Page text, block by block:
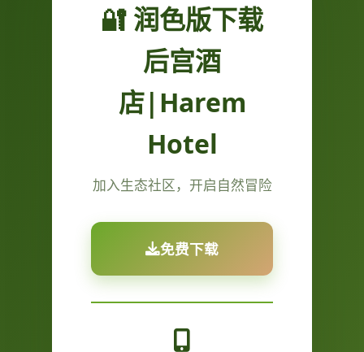
🔐 润色版下载
后宫酒
店|Harem
Hotel
加入生态社区，开启自然冒险
免费下载